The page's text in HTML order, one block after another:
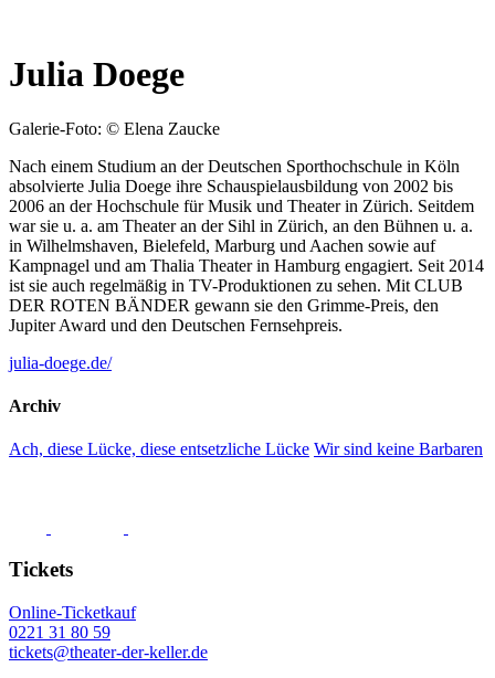
Julia Doege
Galerie-Foto: © Elena Zaucke
Nach einem Studium an der Deutschen Sporthochschule in Köln
absolvierte Julia Doege ihre Schauspielausbildung von 2002 bis
2006 an der Hochschule für Musik und Theater in Zürich. Seitdem
war sie u. a. am Theater an der Sihl in Zürich, an den Bühnen u. a.
in Wilhelmshaven, Bielefeld, Marburg und Aachen sowie auf
Kampnagel und am Thalia Theater in Hamburg engagiert. Seit 2014
ist sie auch regelmäßig in TV-Produktionen zu sehen. Mit CLUB
DER ROTEN BÄNDER gewann sie den Grimme-Preis, den
Jupiter Award und den Deutschen Fernsehpreis.
julia-doege.de/
Archiv
Ach, diese Lücke, diese entsetzliche Lücke Wir sind keine Barbaren
Tickets
Online-Ticketkauf
0221 31 80 59
tickets@theater-der-keller.de